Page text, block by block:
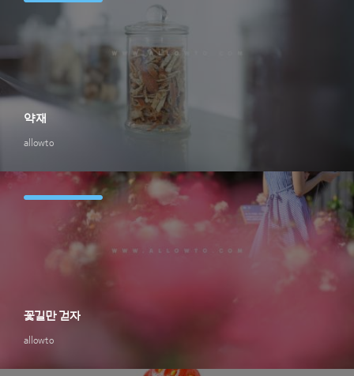
allowto
약재
allowto
꽃길만 걷자